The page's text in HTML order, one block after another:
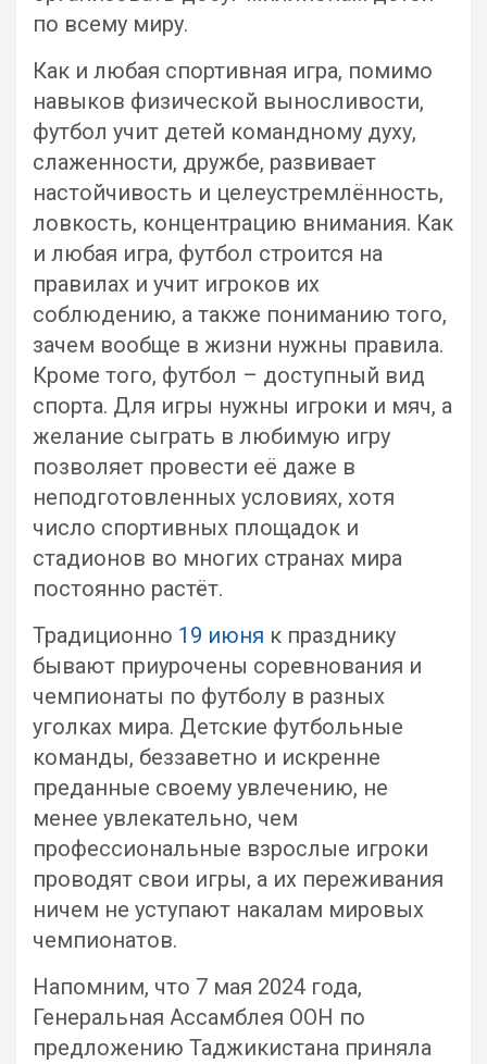
по всему миру.
Как и любая спортивная игра, помимо
навыков физической выносливости,
футбол учит детей командному духу,
слаженности, дружбе, развивает
настойчивость и целеустремлённость,
ловкость, концентрацию внимания. Как
и любая игра, футбол строится на
правилах и учит игроков их
соблюдению, а также пониманию того,
зачем вообще в жизни нужны правила.
Кроме того, футбол – доступный вид
спорта. Для игры нужны игроки и мяч, а
желание сыграть в любимую игру
позволяет провести её даже в
неподготовленных условиях, хотя
число спортивных площадок и
стадионов во многих странах мира
постоянно растёт.
Традиционно 19 июня к празднику
бывают приурочены соревнования и
чемпионаты по футболу в разных
уголках мира. Детские футбольные
команды, беззаветно и искренне
преданные своему увлечению, не
менее увлекательно, чем
профессиональные взрослые игроки
проводят свои игры, а их переживания
ничем не уступают накалам мировых
чемпионатов.
Напомним, что 7 мая 2024 года,
Генеральная Ассамблея ООН по
предложению Таджикистана приняла